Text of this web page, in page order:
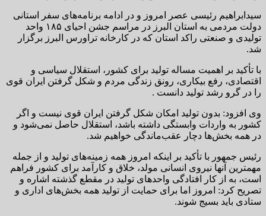
سیدابراهیم رئیسی عصر امروز و در ادامه برنامه‌های سفر استانی
دولت مردمی به استان البرز در مراسم جشن احیای ۱۸۵ واحد
تولیدی و صنعتی راکد استان که در کارخانه تراورس البرز برگزار
شد.
با تأکید بر اهمیت مساله تولید برای کشور، استقلال سیاسی و
اقتصادی، رفع بیکاری، رونق زندگی مردم و شکل گرفتن ایران قوی
را در گرو رشد تولید دانست .
وی افزود: بدون تولید امکان شکل گرفتن ایران قوی نیست و اگر
کشور به واردات وابستگی داشته باشد، استقلال حاصل نمی‌شود و
در همه بخش‌ها دچار عقب‌ماندگی خواهیم شد.
رئیس جمهور با تأکید بر اینکه امروز همه زمینه‌های تولید و از جمله
مهمترین آنها نیروی انسانی مولد، خلاق و کارآمد برای کشور فراهم
است، به از کار افتادگی واحدهای تولید در مقطع گذشته اشاره و
تصریح کرد: امروز اما برای حمایت از تولید همه بخش‌های اداری و
ستادی باید بسیج شوند.